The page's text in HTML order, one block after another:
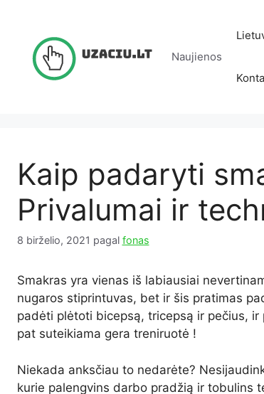
Naujienos
Kaip padaryti
Privalumai ir
8 birželio, 2021 pagal fonas
Smakras yra vienas iš labiausiai
nugaros stiprintuvas, bet ir šis pratimas
padėti plėtoti bicepsą, tricepsą ir pečius,
pat suteikiama gera treniruotė !
Niekada anksčiau to nedarėte?
kurie palengvins darbo pradžią ir tobulins